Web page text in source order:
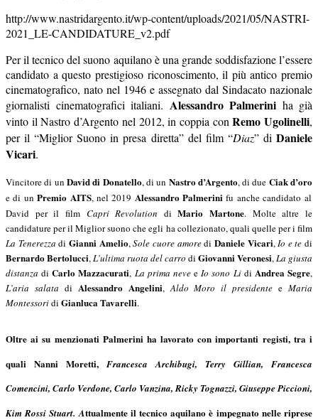
http://www.nastridargento.it/wp-content/uploads/2021/05/NASTRI-
2021_LE-CANDIDATURE_v2.pdf
Per il tecnico del suono aquilano è una grande soddisfazione l’essere
candidato a questo prestigioso riconoscimento, il più antico premio
cinematografico, nato nel 1946 e assegnato dal Sindacato nazionale
giornalisti cinematografici italiani. Alessandro Palmerini ha già
vinto il Nastro d’Argento nel 2012, in coppia conRemo Ugolinelli,
per il “Miglior Suono in presa diretta” del film “Diaz” diDaniele
Vicari.
Vincitore di un David di Donatello, di un Nastro d’Argento, di due Ciak d’oro
e di unPremio AITS, nel 2019 AlessandroPalmerinifu anche candidato al
David per il film Capri Revolution diMario Martone. Molte altre le
candidature per il Miglior suono che egli ha collezionato, quali quelle per i film
La Tenerezza di Gianni Amelio,Sole cuore amoredi Daniele Vicari,Io e te di
Bernardo Bertolucci,L’ultima ruota del carro di Giovanni Veronesi,La giusta
distanza diCarlo Mazzacurati, La prima neveeIo sono Lidi Andrea Segre,
L’aria salata di Alessandro Angelini,Aldo Moro il presidente eMaria
Montessoridi Gianluca Tavarelli.
Oltre ai su menzionati Palmerini ha lavorato con importanti registi, tra i
quali Nanni Moretti, Francesca Archibugi, Terry Gillian, Francesca
Comencini, Carlo Verdone, Carlo Vanzina, Ricky Tognazzi, Giuseppe Piccioni,
Kim Rossi Stuart. Attualmente il tecnico aquilano è impegnato nelle riprese